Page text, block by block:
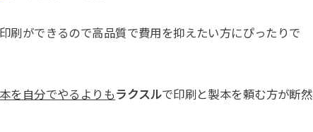
刷ができるので高品質で費用を抑えたい方にぴったりで
を自分でやるよりも ラクスルで印刷と製本を頼む方が断然